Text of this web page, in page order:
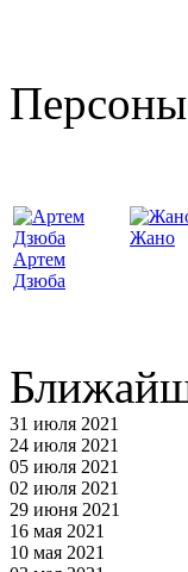
Артем
Дзюба
Жано
31 июля 2021
24 июля 2021
05 июля 2021
02 июля 2021
29 июня 2021
16 мая 2021
10 мая 2021